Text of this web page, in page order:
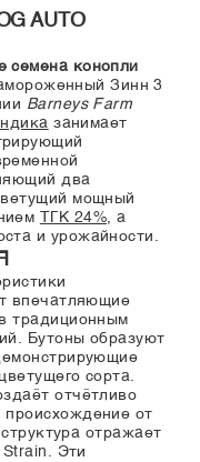
AUTO
семена конопли
Зинн 3
Barneys Farm
занимает
два
мощный
ТГК 24%, а
и урожайности.
впечатляющие
традиционным
Бутоны образуют
сорта.
отчётливо
от
отражает
Эти